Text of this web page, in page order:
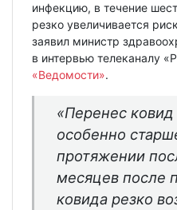
инфекцию, в течение
резко увеличивается
заявил министр
в интервью телеканалу
«Ведомости».
«Перенес ковид
особенно
протяжении
месяцев после
ковида резко